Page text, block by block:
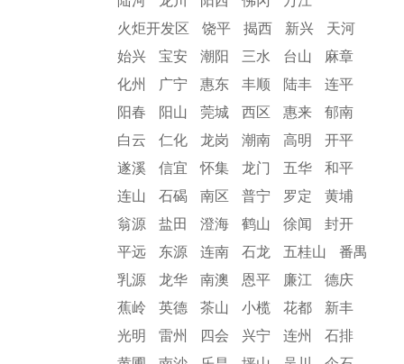
火炬开发区
饶平 揭西 新兴
天河
始兴
宝安 潮阳 三水 台山
麻章
化州
广宁 惠东 丰顺 陆丰
连平
阳春
阳山 莞城 西区 惠来
郁南
白云
仁化 龙岗 潮南 高明
开平
遂溪
信宜 怀集 龙门 五华
和平
连山
石碣 南区 普宁 罗定
黄埔
翁源
盐田 澄海 鹤山 徐闻
封开
平远
东源 连南 石龙 五桂山
番禺
乳源
龙华 南澳 恩平 廉江
德庆
蕉岭
英德 茶山 小榄 花都
新丰
光明
雷州 四会 兴宁 连州
石排